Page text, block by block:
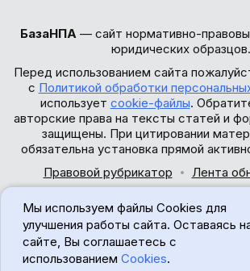
БазаНПА — сайт нормативно-
юридических образцов.
Перед использованием сайта
с Политикой обработки
использует cookie-файлы.
авторские права на тексты статей и
защищены. При цитировании
обязательна установка прямой
Правовой рубрикатор
Лента
© 2017-2026
18+
Мы используем файлы Cookies для
улучшения работы сайта. Оставаясь
сайте, Вы соглашаетесь с
использованием Cookies.